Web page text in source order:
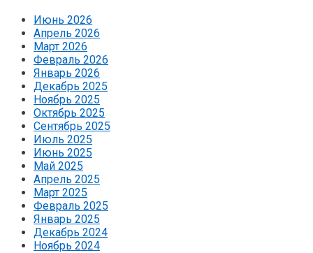
Июнь 2026
Апрель 2026
Март 2026
Февраль 2026
Январь 2026
Декабрь 2025
Ноябрь 2025
Октябрь 2025
Сентябрь 2025
Июль 2025
Июнь 2025
Май 2025
Апрель 2025
Март 2025
Февраль 2025
Январь 2025
Декабрь 2024
Ноябрь 2024